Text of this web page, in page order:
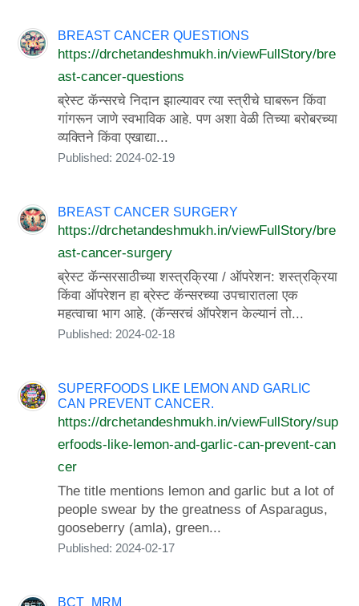
BREAST CANCER QUESTIONS
https://drchetandeshmukh.in/viewFullStory/bre
ast-cancer-questions
ब्रेस्ट कॅन्सरचे निदान झाल्यावर त्या स्त्रीचे घाबरून किंवा
गांगरून जाणे स्वभाविक आहे. पण अशा वेळी तिच्या बरोबरच्या
व्यक्तिने किंवा एखाद्या...
Published: 2024-02-19
BREAST CANCER SURGERY
https://drchetandeshmukh.in/viewFullStory/bre
ast-cancer-surgery
ब्रेस्ट कॅन्सरसाठीच्या शस्त्रक्रिया / ऑपरेशन: शस्त्रक्रिया
किंवा ऑपरेशन हा ब्रेस्ट कॅन्सरच्या उपचारातला एक
महत्वाचा भाग आहे. (कॅन्सरचं ऑपरेशन केल्यानं तो...
Published: 2024-02-18
SUPERFOODS LIKE LEMON AND GARLIC
CAN PREVENT CANCER.
https://drchetandeshmukh.in/viewFullStory/sup
erfoods-like-lemon-and-garlic-can-prevent-can
cer
The title mentions lemon and garlic but a lot of
people swear by the greatness of Asparagus,
gooseberry (amla), green...
Published: 2024-02-17
BCT_MRM